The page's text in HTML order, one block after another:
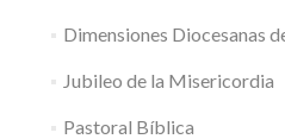
Dimensiones Diocesanas
Jubileo de la Misericordia
Pastoral Bíblica